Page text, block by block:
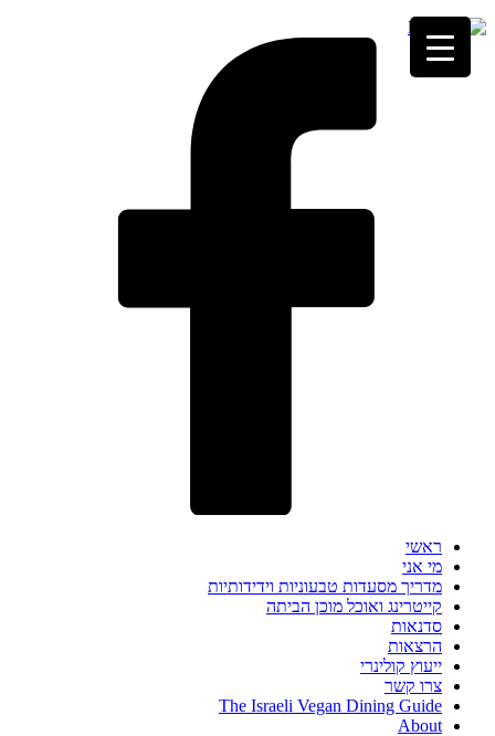
ראשי
מי אני
מדריך מסעדות טבעוניות וידידותיות
קייטרינג ואוכל מוכן הביתה
סדנאות
הרצאות
ייעוץ קולינרי
צרו קשר
The Israeli Vegan Dining Guide
About